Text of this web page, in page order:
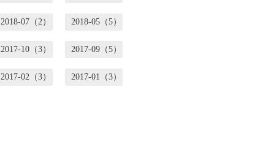
2018-07（2） 2018-05（5）
2017-10（3） 2017-09（5）
2017-02（3） 2017-01（3）